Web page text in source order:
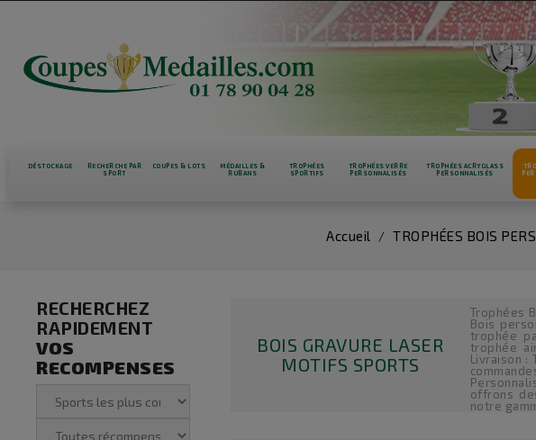
DÉSTOCKAGE
RECHERCHE PAR
SPORT
COUPES & LOTS
MÉDAILLES &
RUBANS
TROPHÉES
SPORTIFS
TROPHÉES VERRE
PERSONNALISÉS
TROPHÉES ACRYGLASS
PERSONNALISÉS
Accueil TROPHÉES BOIS
RECHERCHEZ
RAPIDEMENT
VOS
RECOMPENSES
BOIS GRAVURE LASER
MOTIFS SPORTS
Trophées
Bois
trophée
trophée
Livraison :
offrons
notre